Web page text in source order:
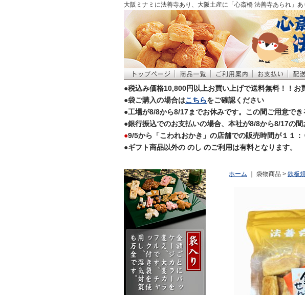
大阪ミナミに法善寺あり、大阪土産に「心斎橋 法善寺あられ」あ
●税込み価格10,800円以上お買い上げで送料無料！！お
●袋ご購入の場合はこちらをご確認ください
●工場が8/8から8/17までお休みです。この間ご用意で
●銀行振込でのお支払いの場合、本社が8/8から8/17の
●9/5から「こわれおかき」の店舗での販売時間が１１
●ギフト商品以外の のし のご利用は有料となります。
ホーム ｜ 袋物商品 > 鉄板